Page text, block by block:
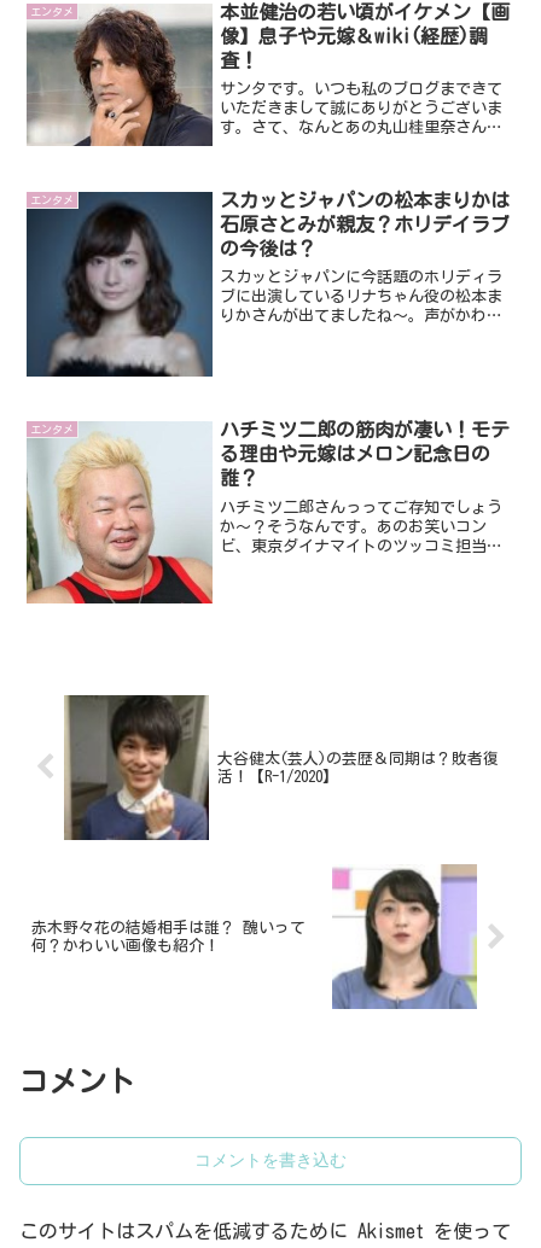
エンタメ
本並健治の若い頃がイケメン【画
像】息子や元嫁＆wiki(経歴)調
査！
サンタです。いつも私のブログまできて
いただきまして誠にありがとうございま
す。さて、なんとあの丸山桂里奈さんが
しいかぎりですね。そんな...
エンタメ
スカッとジャパンの松本まりかは
石原さとみが親友？ホリデイラブ
の今後は？
スカッとジャパンに今話題のホリディラ
ブに出演しているリナちゃん役の松本ま
りかさんが出てましたね～。声がかわい
エンタメ
ハチミツ二郎の筋肉が凄い！モテ
る理由や元嫁はメロン記念日の
誰？
ハチミツ二郎さんっってご存知でしょう
か～？そうなんです。あのお笑いコン
ビ、東京ダイナマイトのツッコミ担当の
大谷健太(芸人)の芸歴＆同期は？敗者復
活！【R-1/2020】
赤木野々花の結婚相手は誰？ 醜いって
何？かわいい画像も紹介！
コメント
コメントを書き込む
このサイトはスパムを低減するために Akismet を使って